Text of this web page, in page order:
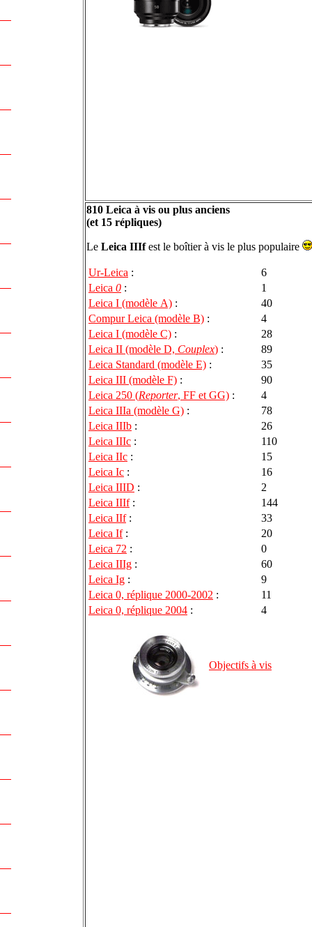
810 Leica à vis ou plus anciens
(et 15 répliques)
Le Leica IIIfest le boîtier à vis le plus populaire
Ur-Leica :
6
Leica 0 :
1
Leica I (modèle A) :
40
Compur Leica (modèle B) :
4
Leica I (modèle C) :
28
Leica II (modèle D, Couplex) :
89
Leica Standard (modèle E) :
35
Leica III (modèle F) :
90
Leica 250 (Reporter, FF et GG) :
4
Leica IIIa (modèle G) :
78
Leica IIIb :
26
Leica IIIc :
110
Leica IIc :
15
Leica Ic :
16
Leica IIID :
2
Leica IIIf:
144
Leica IIf:
33
Leica If:
20
Leica 72 :
0
Leica IIIg :
60
Leica Ig :
9
Leica 0, réplique 2000-2002 :
11
Leica 0, réplique 2004 : 4
Objectifs à vis